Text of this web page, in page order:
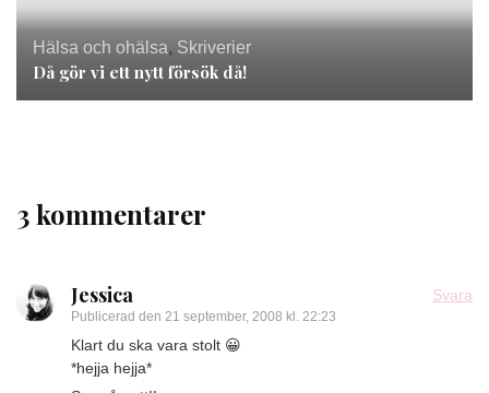
Hälsa och ohälsa, Skriverier
Då gör vi ett nytt försök då!
3 kommentarer
Jessica
Publicerad den 21 september, 2008 kl. 22:23
Svara
Klart du ska vara stolt 😀
*hejja hejja*